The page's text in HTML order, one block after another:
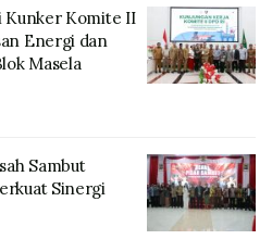
Kunker Komite II
Energi dan
Masela
Sambut
Sinergi